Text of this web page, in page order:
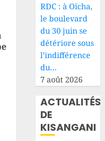
RDC : à Oïcha,
le boulevard
du 30 juin se
détériore sous
l’indifférence
du…
7 août 2026
ACTUALITÉS
DE
KISANGANI